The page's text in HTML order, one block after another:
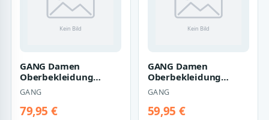
GANG Damen
Oberbekleidung
94NORI SHIRT -
oversized fit silver
grey
GANG
79,95 €
GANG Damen
Oberbekleidung
94NORI SHIRT -
oversized fit smoked
sea wash
GANG
59,95 €